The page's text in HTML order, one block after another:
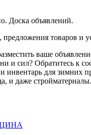
Доска объявлений.
товаров и
ваше
и сил? Обратитесь к
инвентарь для зимних
и даже стройматериалы.